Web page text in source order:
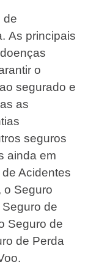
de
As principais
o
segurado e
as
seguros
ainda em
Acidentes
o Seguro
de
Seguro de
de Perda